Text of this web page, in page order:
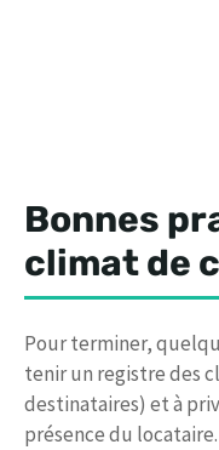
Bonnes
climat de
Pour terminer,
tenir un registre des
destinataires) et à
présence du